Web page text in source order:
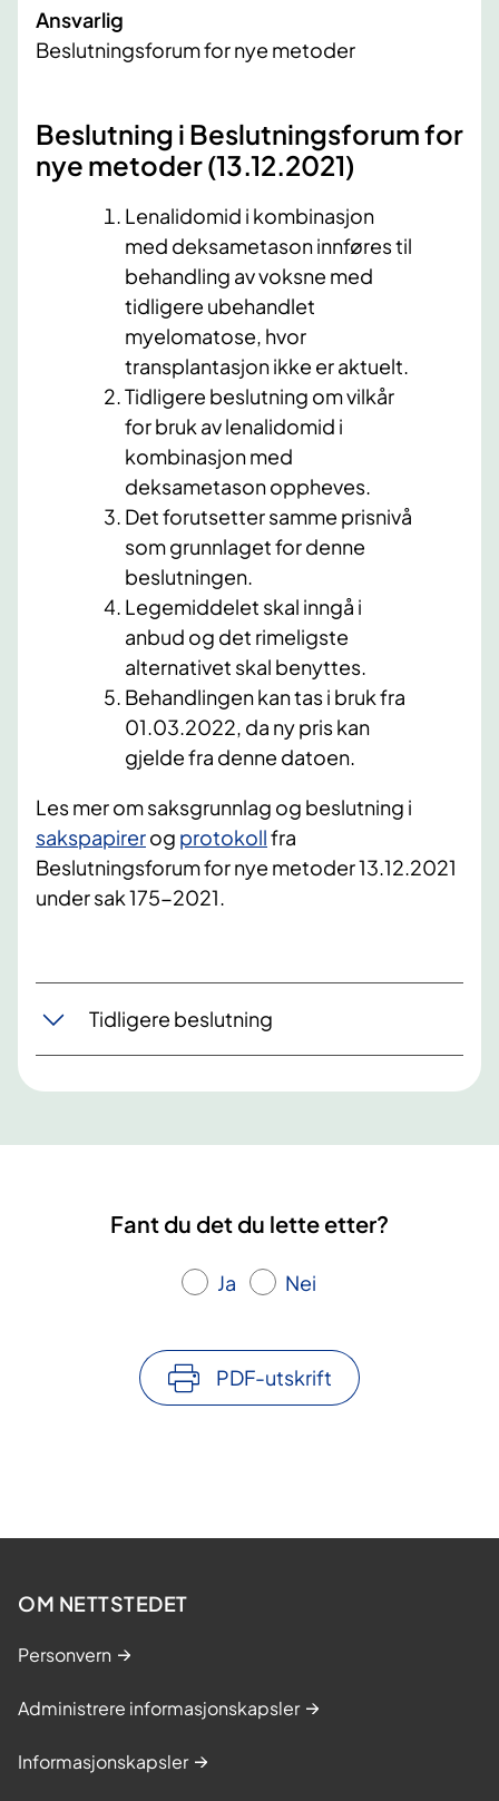
Ansvarlig
Beslutningsforum for nye metoder
Beslutning i Beslutningsforum for
nye metoder (13.12​.2021)
Lenalidomid i kombinasjon
med deksametason innføres til
behandling av voksne med
tidligere ubehandlet
myelomatose, hvor
transplantasjon ikke er aktuelt.
Tidligere beslutning om vilkår
for bruk av lenalidomid i
kombinasjon med
deksametason oppheves.
Det forutsetter samme prisnivå
som grunnlaget for denne
beslutningen.
Legemiddelet skal inngå i
anbud og det rimeligste
alternativet skal benyttes.
Behandlingen kan tas i bruk fra
01.03.2022, da ny pris kan
gjelde fra denne datoen.
Les mer om saksgrunnlag og beslutning i
sakspapirer​og protokoll​fra
Beslutningsforum for nye metoder 13.12.2021
under sak 175-2021.​
Tidligere beslutning
Fant du det du lette etter?
Ja Nei
PDF-utskrift
OM NETTSTEDET
Personvern
Administrere informasjonskapsler
Informasjonskapsler